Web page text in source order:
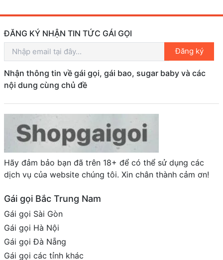
ĐĂNG KÝ NHẬN TIN TỨC GÁI GỌI
Đăng ký
Nhận thông tin về gái gọi, gái bao, sugar baby và các
nội dung cùng chủ đề
Hãy đảm bảo bạn đã trên 18+ để có thể sử dụng các
dịch vụ của website chúng tôi. Xin chân thành cảm ơn!
Gái gọi Bắc Trung Nam
Gái gọi Sài Gòn
Gái gọi Hà Nội
Gái gọi Đà Nẵng
Gái gọi các tỉnh khác